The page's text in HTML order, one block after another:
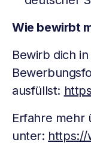
Wie bewirbt
Bewirb dich
ausfüllst:
Erfahre mehr
unter: https://